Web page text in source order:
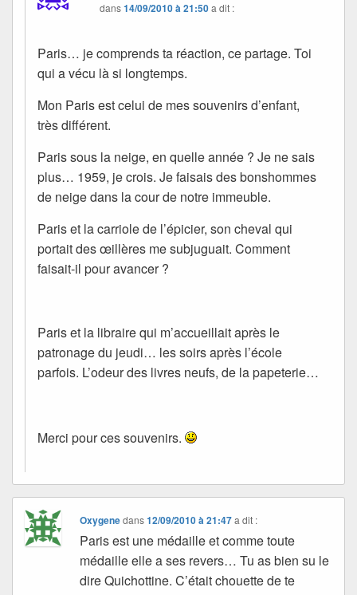
dans14/09/2010 à 21:50a dit :
Paris… je comprends ta réaction, ce partage. Toi
qui a vécu là si longtemps.
Mon Paris est celui de mes souvenirs d’enfant,
très différent.
Paris sous la neige, en quelle année ? Je ne sais
plus… 1959, je crois. Je faisais des bonshommes
de neige dans la cour de notre immeuble.
Paris et la carriole de l’épicier, son cheval qui
portait des œillères me subjuguait. Comment
faisait-il pour avancer ?
Paris et la libraire qui m’accueillait après le
patronage du jeudi… les soirs après l’école
parfois. L’odeur des livres neufs, de la papeterie…
Merci pour ces souvenirs.
Oxygenedans12/09/2010 à 21:47 a dit :
Paris est une médaille et comme toute
médaille elle a ses revers… Tu as bien su le
dire Quichottine. C’était chouette de te